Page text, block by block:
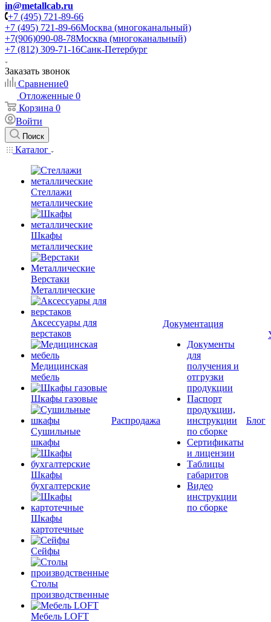
in@metallcab.ru
+7 (495) 721-89-66
+7 (495) 721-89-66Москва (многоканальный)
+7(906)090-08-78Москва (многоканальный)
+7 (812) 309-71-16Санк-Петербург
Заказать звонок
Сравнение0
Отложенные 0
Корзина 0
Войти
Поиск
Каталог
Стеллажи
металлические
Шкафы
металлические
Верстаки
Металлические
Аксессуары для
верстаков
Медицинская
мебель
Шкафы газовые
Сушильные
шкафы
Шкафы
бухгалтерские
Шкафы
картотечные
Сейфы
Столы
производственные
Мебель LOFT
Распродажа
Документация
Документы
для
получения и
отгрузки
продукции
Паспорт
продукции,
инструкции
по сборке
Сертификаты
и лицензии
Таблицы
габаритов
Видео
инструкции
по сборке
Блог